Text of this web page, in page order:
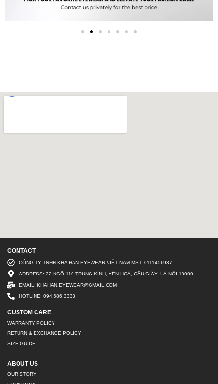
CONTACT
CÔNG TY TNHH KHA HAN EYEWEAR VIỆT NAM MST: 0111456937
ADDRESS: 32 NGÕ 110 TRUNG KÍNH, YÊN HOÀ, CẦU GIẤY, HÀ NỘI 10000
EMAIL: KHAHAN.EYEWEAR@GMAIL.COM
HOTLINE: 094.686.3333
CUSTOM CARE
WARRANTY POLICY
RETURN & EXCHANGE POLICY
SIZE GUIDE
ABOUT US
OUR STORY